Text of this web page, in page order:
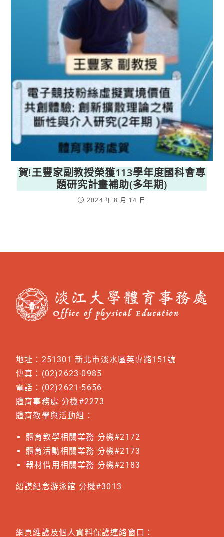
賀!王豐家副教授榮獲113學年度國科會專
題研究計畫補助(多年期)
2024 年 8 月 14 日
地址：251301 新北市淡水區英專路151號
傳真：(02)2623-0985
電話：(02)2621-5656
體育事務處 分機#2273
體育教學與活動組：
體育教學相關業務 分機#2172
體育活動相關業務 分機#2173
器材借用相關業務 分機#2183
紹謨紀念游泳館 分機#3013
網頁維護及個人資料保護連絡窗口：